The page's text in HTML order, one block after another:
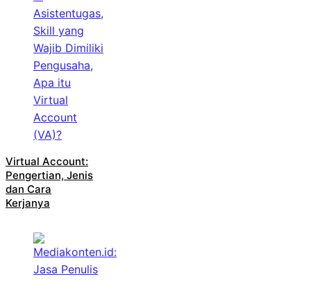
Virtual Account:
Pengertian, Jenis
dan Cara
Kerjanya